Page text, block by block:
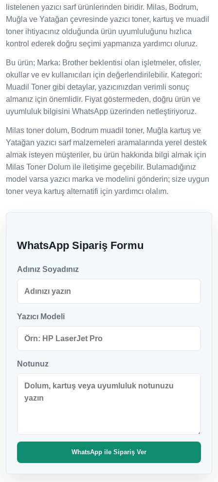
listelenen yazıcı sarf ürünlerinden biridir. Milas, Bodrum,
Muğla ve Yatağan çevresinde yazıcı toner, kartuş ve muadil
toner ihtiyacınız olduğunda ürün uyumluluğunu hızlıca
kontrol ederek doğru seçimi yapmanıza yardımcı oluruz.
Bu ürün; Marka: Brother beklentisi olan işletmeler, ofisler,
okullar ve ev kullanıcıları için değerlendirilebilir. Kategori:
Muadil Toner gibi detaylar, yazıcınızdan verimli sonuç
almanız için önemlidir. Fiyat göstermeden, doğru ürün ve
uyumluluk bilgisini WhatsApp üzerinden netleştiriyoruz.
Milas toner dolum, Bodrum muadil toner, Muğla kartuş ve
Yatağan yazıcı sarf malzemeleri aramalarında yerel destek
almak isteyen müşteriler, bu ürün hakkında bilgi almak için
Milas Toner Dolum ile iletişime geçebilir. Bulamadığınız
model varsa yazıcı marka ve modelini gönderin; size uygun
toner veya kartuş alternatifi için yardımcı olalım.
WhatsApp Sipariş Formu
Adınız Soyadınız
Yazıcı Modeli
Notunuz
WhatsApp ile Sipariş Ver